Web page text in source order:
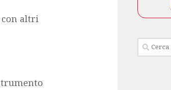
altri
Ricerca
per: